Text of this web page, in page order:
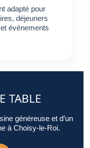
adapté pour
déjeuners
événements
TABLE
généreuse et d’un
à Choisy-le-Roi.